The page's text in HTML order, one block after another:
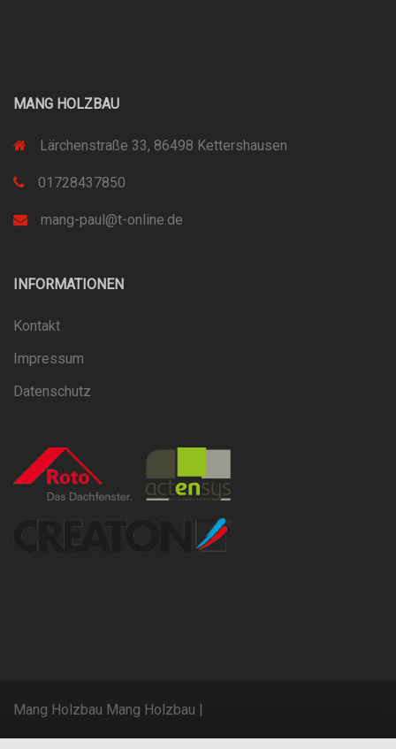
MANG HOLZBAU
Lärchenstraße 33, 86498 Kettershausen
01728437850
mang-paul@t-online.de
INFORMATIONEN
Kontakt
Impressum
Datenschutz
Mang Holzbau Mang Holzbau |